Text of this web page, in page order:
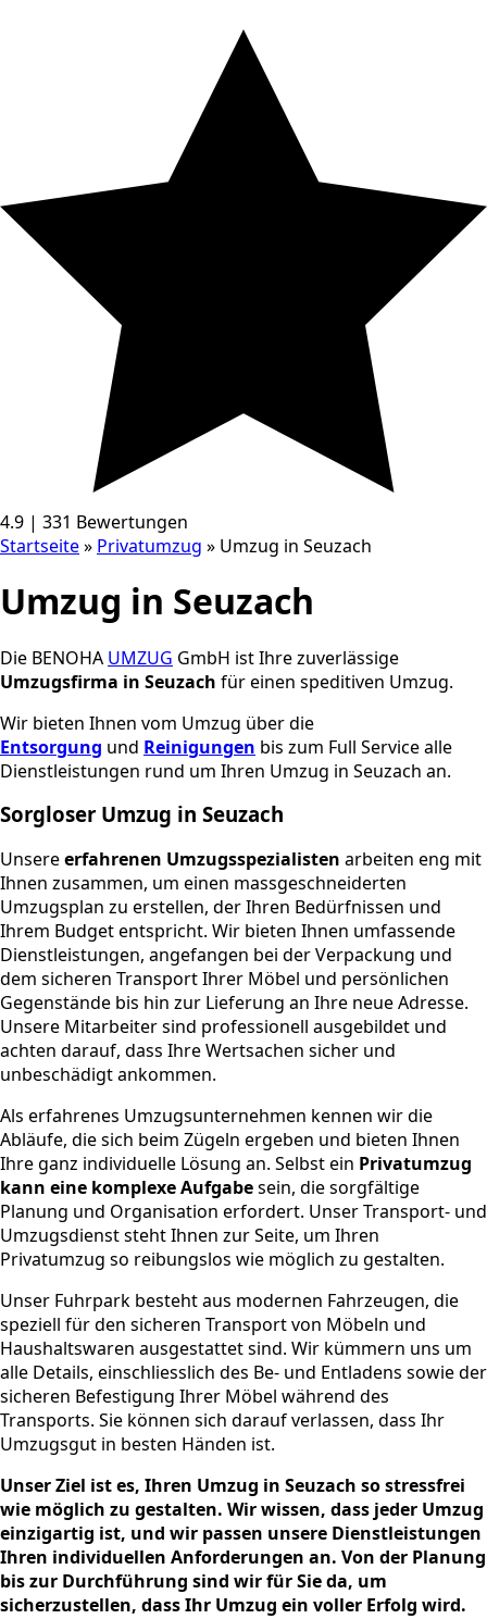
4.9 | 331 Bewertungen
Startseite» Privatumzug » Umzug in Seuzach
Umzug in Seuzach
Die BENOHA UMZUG GmbH ist Ihre zuverlässige
Umzugsfirma in Seuzach für einen speditiven Umzug.
Wir bieten Ihnen vom Umzug über die
Entsorgung und Reinigungen bis zum Full Service alle
Dienstleistungen rund um Ihren Umzug in Seuzach an.
Sorgloser Umzug in Seuzach
Unsereerfahrenen Umzugsspezialisten arbeiten eng mit
Ihnen zusammen, um einen massgeschneiderten
Umzugsplan zu erstellen, der Ihren Bedürfnissen und
Ihrem Budget entspricht. Wir bieten Ihnen umfassende
Dienstleistungen, angefangen bei der Verpackung und
dem sicheren Transport Ihrer Möbel und persönlichen
Gegenstände bis hin zur Lieferung an Ihre neue Adresse.
Unsere Mitarbeiter sind professionell ausgebildet und
achten darauf, dass Ihre Wertsachen sicher und
unbeschädigt ankommen.
Als erfahrenes Umzugsunternehmen kennen wir die
Abläufe, die sich beim Zügeln ergeben und bieten Ihnen
Ihre ganz individuelle Lösung an. Selbst ein Privatumzug
kann eine komplexe Aufgabesein, die sorgfältige
Planung und Organisation erfordert. Unser Transport- und
Umzugsdienst steht Ihnen zur Seite, um Ihren
Privatumzug so reibungslos wie möglich zu gestalten.
Unser Fuhrpark besteht aus modernen Fahrzeugen, die
speziell für den sicheren Transport von Möbeln und
Haushaltswaren ausgestattet sind. Wir kümmern uns um
alle Details, einschliesslich des Be- und Entladens sowie der
sicheren Befestigung Ihrer Möbel während des
Transports. Sie können sich darauf verlassen, dass Ihr
Umzugsgut in besten Händen ist.
Unser Ziel ist es, Ihren Umzug in Seuzach so stressfrei
wie möglich zu gestalten. Wir wissen, dass jeder Umzug
einzigartig ist, und wir passen unsere Dienstleistungen
Ihren individuellen Anforderungen an. Von der Planung
bis zur Durchführung sind wir für Sie da, um
sicherzustellen, dass Ihr Umzug ein voller Erfolg wird.